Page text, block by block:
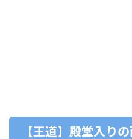
【王道】殿堂入り